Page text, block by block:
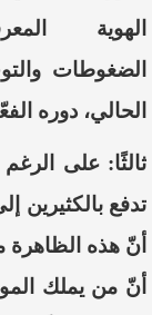
الهوية
الضغوطات
الحالي، دوره
ثالثًا:على الرغم
تدفع بالكثيرين
أنّ هذه الظاهرة
أنّ من يملك